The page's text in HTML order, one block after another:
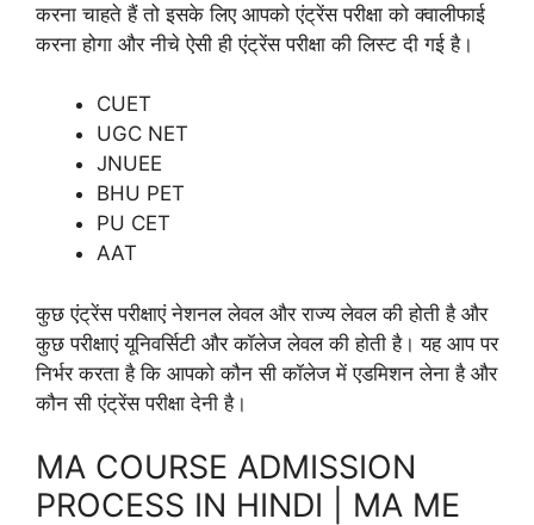
करना चाहते हैं तो इसके लिए आपको एंट्रेंस परीक्षा को क्वालीफाई
करना होगा और नीचे ऐसी ही एंट्रेंस परीक्षा की लिस्ट दी गई है।
CUET
UGC NET
JNUEE
BHU PET
PU CET
AAT
कुछ एंट्रेंस परीक्षाएं नेशनल लेवल और राज्य लेवल की होती है और
कुछ परीक्षाएं यूनिवर्सिटी और कॉलेज लेवल की होती है। यह आप पर
निर्भर करता है कि आपको कौन सी कॉलेज में एडमिशन लेना है और
कौन सी एंट्रेंस परीक्षा देनी है।
MA COURSE ADMISSION
PROCESS IN HINDI | MA ME